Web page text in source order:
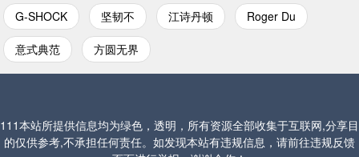
G-SHOCK 坚韧不 江诗丹顿 Roger Du
意式典范 方圆无界
111本站所提供信息均为绿色，透明，所有资源全部收集于互联网,分享目
的仅供参考,不承担任何责任。如发现本站有违规信息，请前往违规反馈